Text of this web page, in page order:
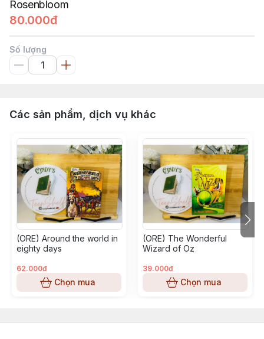
Rosenbloom
80.000đ
Số lượng
Các sản phẩm, dịch vụ khác
(ORE) Around the world in
eighty days
62.000đ
Chọn mua
(ORE) The Wonderful
Wizard of Oz
39.000đ
Chọn mua